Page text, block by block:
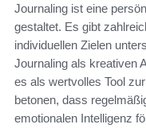
Journaling ist eine
gestaltet. Es gibt
individuellen Zielen
Journaling als kreativen
es als wertvolles Tool
betonen, dass
emotionalen Intelligenz